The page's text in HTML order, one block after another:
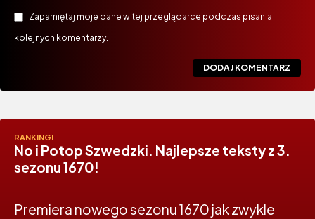
Zapamiętaj moje dane w tej przeglądarce podczas pisania
kolejnych komentarzy.
RANKINGI
No i Potop Szwedzki. Najlepsze teksty z 3.
sezonu 1670!
Premiera nowego sezonu 1670 jak zwykle